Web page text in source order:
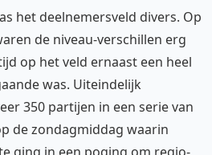
het deelnemersveld divers. Op
de niveau-verschillen erg
op het veld ernaast een heel
was. Uiteindelijk
350 partijen in een serie van
de zondagmiddag waarin